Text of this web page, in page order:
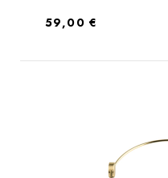
Regulärer Preis:
59,00 €